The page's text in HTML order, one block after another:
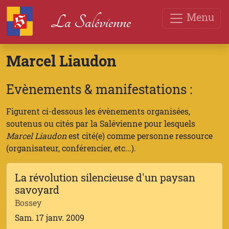
Menu
La Salévienne
Marcel Liaudon
Evènements & manifestations :
Figurent ci-dessous les évènements organisées,
soutenus ou cités par la Salévienne pour lesquels
Marcel Liaudonest cité(e) comme personne ressource
(organisateur, conférencier, etc...).
La révolution silencieuse d'un paysan
savoyard
Bossey
Sam. 17 janv. 2009